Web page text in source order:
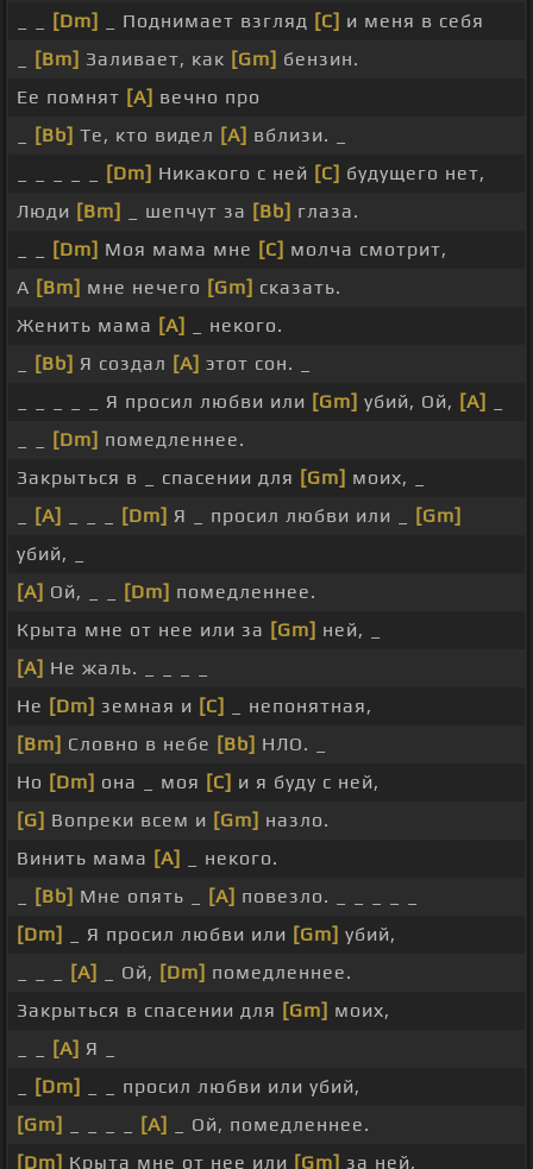
[Dm] _ Поднимает взгляд [C] и меня в себя
[Bm] Заливает, как [Gm] бензин.
Ее помнят [A] вечно про
[Bb] Те, кто видел [A] вблизи. _
[Dm] Никакого с ней [C] будущего нет,
Люди [Bm] _ шепчут за [Bb] глаза.
[Dm] Моя мама мне [C] молча смотрит,
А [Bm] мне нечего [Gm] сказать.
Женить мама [A]
_ некого.
[Bb] Я создал [A] этот сон. _
_ _ _ _ _ Я просил любви или [Gm] убий, Ой, [A]
[Dm] помедленнее.
Закрыться в _ спасении для [Gm] моих, _
[A] [Dm] Я _ просил любви или _
[Gm]
убий, _
[A] Ой, _ _ [Dm] помедленнее.
Крыта мне от нее или за [Gm] ней, _
[A] Не жаль. _ _ _ _
Не [Dm] земная и [C]
_ непонятная,
[Bm] Словно в небе [Bb] НЛО. _
Но [Dm] она _ моя [C] и я буду с ней,
[G] Вопреки всем и [Gm] назло.
Винить мама [A]
_ некого.
[Bb] Мне опять _ [A] повезло. _ _ _ _ _
[Dm]
_ Я просил любви или [Gm] убий,
[A] _ Ой, [Dm] помедленнее.
Закрыться в спасении для [Gm] моих,
[A] Я _
[Dm]
_ _ просил любви или убий,
[Gm]
[A]
_ Ой, помедленнее.
[Dm] Крыта мне от нее или [Gm] за ней,